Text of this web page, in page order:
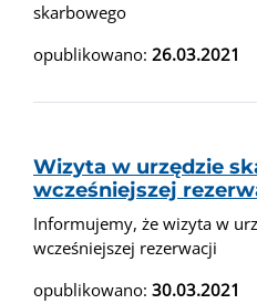
skarbowego
opublikowano: 26.03.2021
Wizyta w urzędzie
wcześniejszej
Informujemy, że wizyta w
wcześniejszej rezerwacji
opublikowano: 30.03.2021